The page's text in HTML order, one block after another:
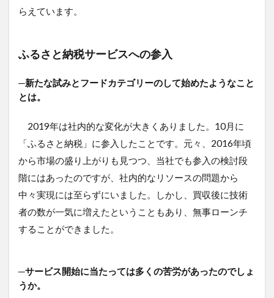
らえています。
ふるさと納税サービスへの参入
─新たな試みとフードカテゴリーのして始めたようなこと
とは。
2019年は社内的な変化が大きくありました。10月に
「ふるさと納税」に参入したことです。元々、2016年頃
から市場の盛り上がりも見つつ、当社でも参入の検討段
階にはあったのですが、社内的なリソースの問題から
中々実現には至らずにいました。しかし、買収後に技術
者の数が一気に増えたということもあり、無事ローンチ
することができました。
─サービス開始に当たっては多くの苦労があったのでしょ
うか。